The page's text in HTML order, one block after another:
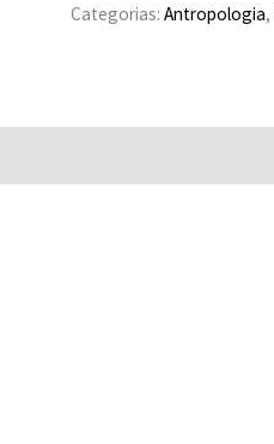
Categorias: Antropologia,